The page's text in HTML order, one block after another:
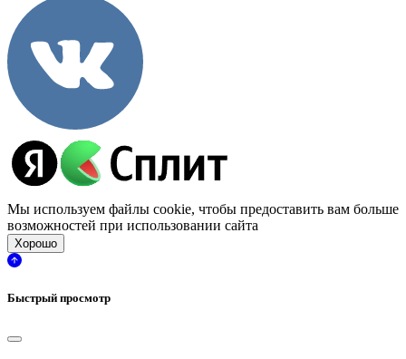
Мы используем файлы cookie, чтобы предоставить вам больше
возможностей при использовании сайта
Хорошо
Быстрый просмотр